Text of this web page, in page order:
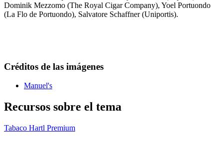
Dominik Mezzomo (The Royal Cigar Company), Yoel Portuondo
(La Flo de Portuondo), Salvatore Schaffner (Uniportis).
Créditos de las imágenes
Manuel's
Recursos sobre el tema
Tabaco Hartl Premium